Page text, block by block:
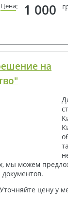
Цена: 1 000
на
мы можем
Уточняйте цену у